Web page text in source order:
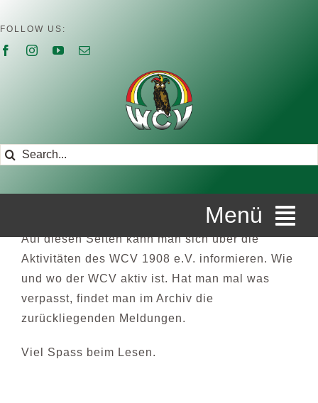
Inhalt
springen
FOLLOW US:
Menü
STARTSEITE
ÜBER UNS
VERANSTALTUNGEN
Auf diesen Seiten kann man sich über die
Aktivitäten des WCV 1908 e.V. informieren. Wie
und wo der WCV aktiv ist. Hat man mal was
verpasst, findet man im Archiv die
zurückliegenden Meldungen.
Viel Spass beim Lesen.